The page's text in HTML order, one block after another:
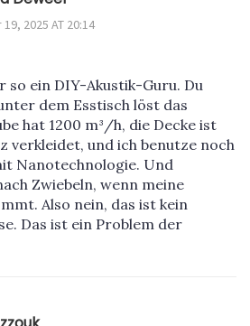
2025 AT 20:14
so ein DIY-Akustik-Guru. Du
dem Esstisch löst das
hat 1200 m³/h, die Decke ist
verkleidet, und ich benutze noch
Nanotechnologie. Und
Zwiebeln, wenn meine
Also nein, das ist kein
Das ist ein Problem der